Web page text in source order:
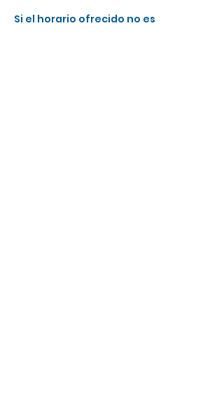
Si el horario ofrecido no es